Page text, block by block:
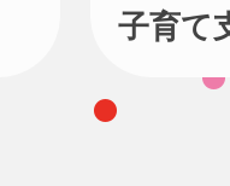
子育て